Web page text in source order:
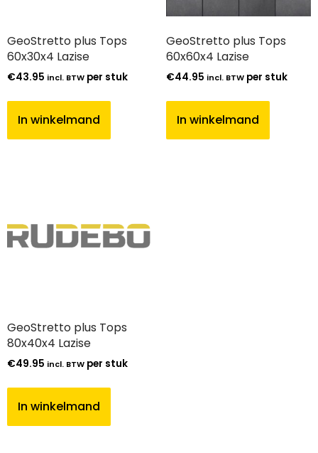
GeoStretto plus Tops
60x30x4 Lazise
€43.95 incl. BTW per stuk
In winkelmand
GeoStretto plus Tops
60x60x4 Lazise
€44.95 incl. BTW per stuk
In winkelmand
GeoStretto plus Tops
80x40x4 Lazise
€49.95 incl. BTW per stuk
In winkelmand